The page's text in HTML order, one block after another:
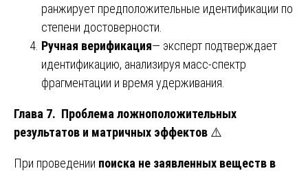
ранжирует предположительные идентификации по
степени достоверности.
Ручная верификация— эксперт подтверждает
идентификацию, анализируя масс-спектр
фрагментации и время удерживания.
Глава 7. Проблема ложноположительных
результатов и матричных эффектов ⚠️
При проведении поиска не заявленных веществ в